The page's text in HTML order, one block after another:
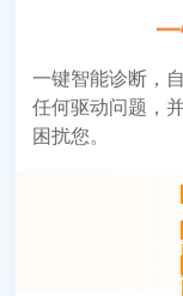
一键智能诊断，
任何驱动问题，
困扰您。
拥有这份详尽
种打印机问题
每一步都有明
笑点低的猫头鹰